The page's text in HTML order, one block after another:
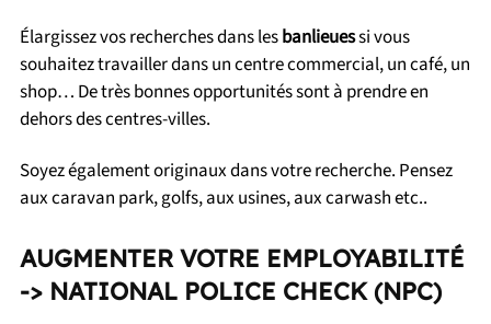
Élargissez vos recherches dans lesbanlieuessi vous
souhaitez travailler dans un centre commercial, un café, un
shop… De très bonnes opportunités sont à prendre en
dehors des centres-villes.
Soyez également originaux dans votre recherche. Pensez
aux caravan park, golfs, aux usines, aux carwash etc..
AUGMENTER VOTRE EMPLOYABILITÉ
-> NATIONAL POLICE CHECK (NPC)